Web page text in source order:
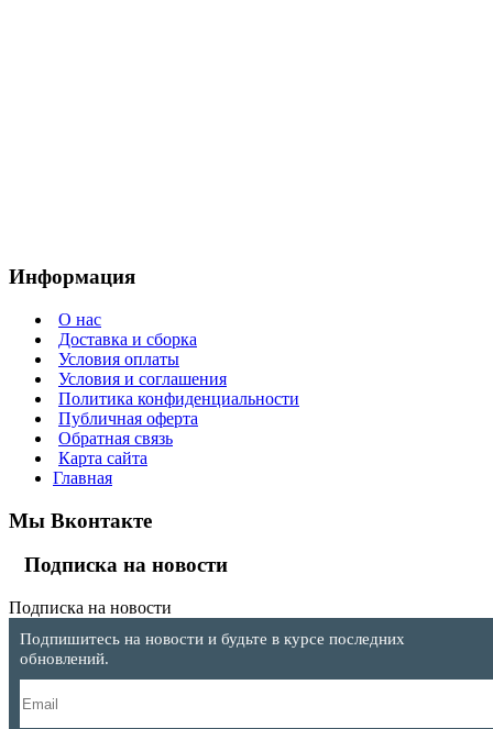
Информация
О нас
Доставка и сборка
Условия оплаты
Условия и соглашения
Политика конфиденциальности
Публичная оферта
Обратная связь
Карта сайта
Главная
Мы Вконтакте
Подписка на новости
Подписка на новости
Подпишитесь на новости и будьте в курсе последних
обновлений.